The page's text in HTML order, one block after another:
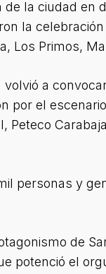
la ciudad en
la
Los Primos,
a
por el
personas y
de
potenció el